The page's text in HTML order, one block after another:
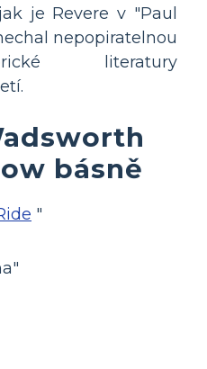
je Revere v "Paul
nepopiratelnou
literatury
básně
"